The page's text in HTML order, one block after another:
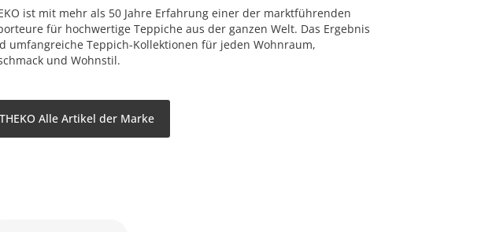
ist mit mehr als 50 Jahre Erfahrung einer der marktführenden
für hochwertige Teppiche aus der ganzen Welt. Das Ergebnis
umfangreiche Teppich-Kollektionen für jeden Wohnraum,
und Wohnstil.
THEKO Alle Artikel der Marke